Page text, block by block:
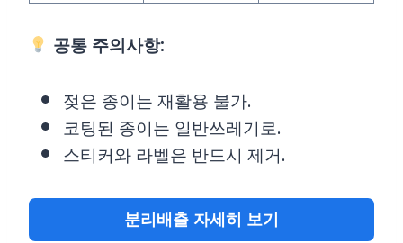
공통 주의사항:
젖은 종이는 재활용 불가.
코팅된 종이는 일반쓰레기로.
스티커와 라벨은 반드시 제거.
분리배출 자세히 보기